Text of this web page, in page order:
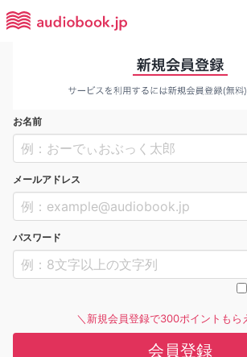
お名前
メールアドレス
パスワード
＼新規会員登録で300ポイントもら
会員登録